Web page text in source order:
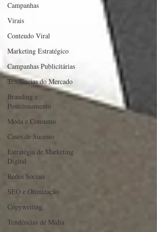
Campanhas
Virais
Conteudo Viral
Marketing Estratégico
Campanhas Publicitárias
Tendências do Mercado
Branding e
Posicionamento
Moda e Consumo
Cases de Sucesso
Estratégia de Marketing
Digital
Redes Sociais
SEO e Otimização
Copywriting
Tendências de Mídia